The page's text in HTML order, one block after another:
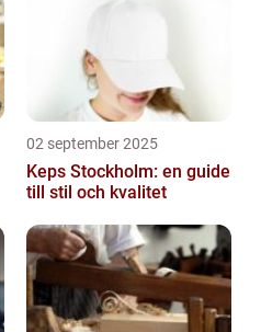
02 september 2025
Keps Stockholm: en guide
till stil och kvalitet